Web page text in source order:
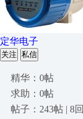
定华电子
关注 私信
精华：0帖
求助：0帖
帖子：243帖 | 8回